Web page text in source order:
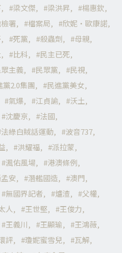
梁文傑 梁洪昇
楊惠欽
署 檔案局
欣妮·歐康諾
死黨 殺蟲劑
母親
比科
民主已死
主義 民眾黨
民視
黨2.0集團
民進黨美女
氣爆 江貞諭
沃土
沈慶京
法國
法綠白賊話運動
波音737
洪耀福
派拉蒙
渢佑風場
港澳條例
安 潛艦國造
澳門
無國界記者 爐渣
父權
人 王世堅
王俊力
王義川 王顯瑜
王鴻薇
評 瓊妮蜜雪兒
瓦解